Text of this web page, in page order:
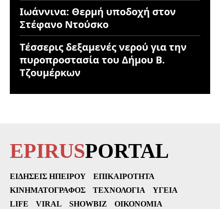
Ιωάννινα: Θερμή υποδοχή στον
Στέφανο Ντούσκο
Τέσσερις δεξαμενές νερού για την
πυροπροστασία του Δήμου Β.
Τζουμέρκων
EPIRUSPORTAL
ΕΙΔΉΣΕΙΣ ΗΠΕΊΡΟΥ
ΕΠΙΚΑΙΡΌΤΗΤΑ
ΚΙΝΗΜΑΤΟΓΡΆΦΟΣ
ΤΕΧΝΟΛΟΓΊΑ
ΥΓΕΊΑ
LIFE
VIRAL SHOWBIZ
ΟΙΚΟΝΟΜΊΑ